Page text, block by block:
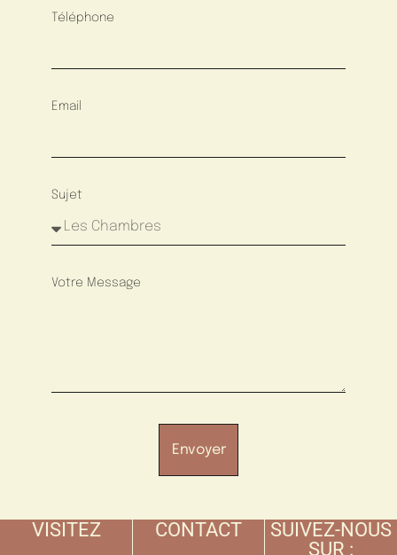
Téléphone
Email
Sujet
Votre Message
Envoyer
VISITEZ CONTACT
SUIVEZ-NOUS
SUR :